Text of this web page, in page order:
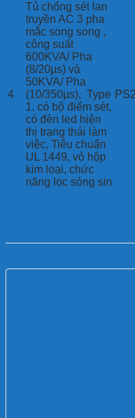
4
Tủ chống sét lan
truyền AC 3 pha
mắc song song ,
công suất
600KVA/ Pha
(8/20µs) và
50KVA/ Pha
(10/350µs), Type
1, có bộ điếm sét,
có đèn led hiện
thị trạng thái làm
việc, Tiêu chuẩn
UL 1449, vỏ hộp
kim loại, chức
năng lọc sóng sin